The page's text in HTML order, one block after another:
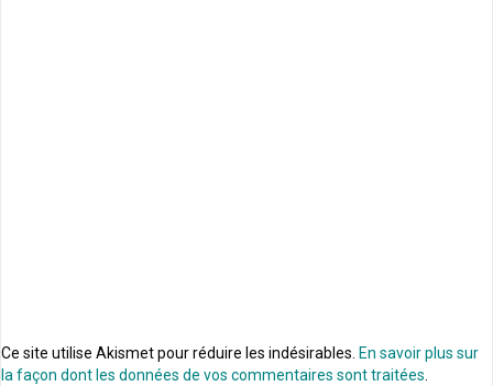
Ce site utilise Akismet pour réduire les indésirables. En savoir plus sur
la façon dont les données de vos commentaires sont traitées.